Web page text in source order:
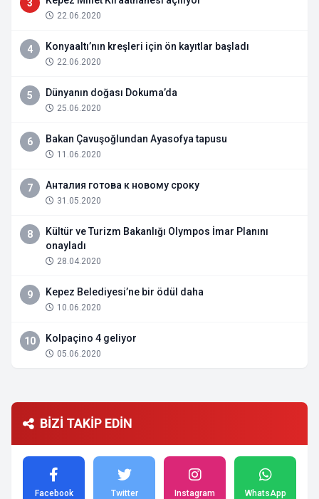
3
22.06.2020
4 Konyaaltı’nın kreşleri için ön kayıtlar başladı
22.06.2020
5 Dünyanın doğası Dokuma’da
25.06.2020
6 Bakan Çavuşoğlundan Ayasofya tapusu
11.06.2020
7 Анталия готова к новому сроку
31.05.2020
8
Kültür ve Turizm Bakanlığı Olympos İmar Planını
onayladı
28.04.2020
9 Kepez Belediyesi’ne bir ödül daha
10.06.2020
10 Kolpaçino 4 geliyor
05.06.2020
BİZİ TAKİP EDİN
Facebook Twitter Instagram WhatsApp